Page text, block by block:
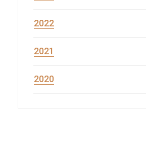
2022
2021
2020